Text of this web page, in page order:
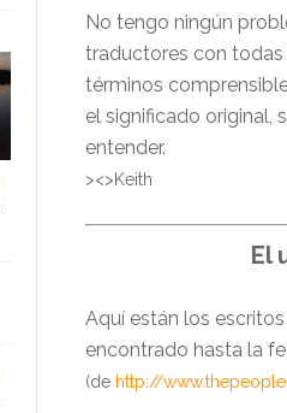
No tengo ningún
traductores con todas
términos
el significado original,
entender.
><>Keith
El
Aquí están los
encontrado hasta la
(de http://